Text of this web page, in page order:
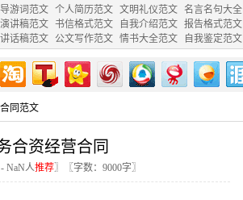
导游词范文 个人简历范文 文明礼仪范文 名言名句大全
演讲稿范文 书信格式范文 自我介绍范文 报告格式范文
讲话稿范文 公文写作范文 情书大全范文 自我鉴定范文
同范文
合资经营合同
- NaN人推荐〗〖字数：9000字〗